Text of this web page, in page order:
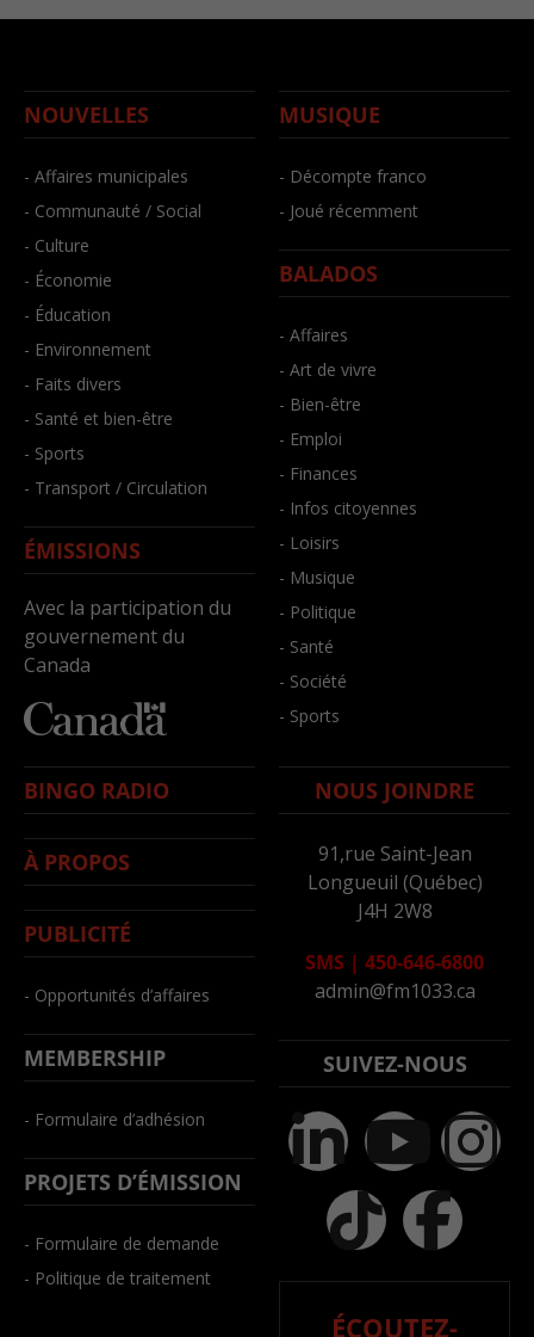
NOUVELLES
- Affaires municipales
- Communauté / Social
- Culture
- Économie
- Éducation
- Environnement
- Faits divers
- Santé et bien-être
- Sports
- Transport / Circulation
ÉMISSIONS
Avec la participation du
gouvernement du
Canada
MUSIQUE
- Décompte franco
- Joué récemment
BALADOS
- Affaires
- Art de vivre
- Bien-être
- Emploi
- Finances
- Infos citoyennes
- Loisirs
- Musique
- Politique
- Santé
- Société
- Sports
BINGO RADIO
À PROPOS
PUBLICITÉ
- Opportunités d’affaires
MEMBERSHIP
- Formulaire d’adhésion
PROJETS D’ÉMISSION
- Formulaire de demande
- Politique de traitement
NOUS JOINDRE
91,rue Saint-Jean
Longueuil (Québec)
J4H 2W8
SMS | 450-646-6800
admin@fm1033.ca
SUIVEZ-NOUS
ÉCOUTEZ-